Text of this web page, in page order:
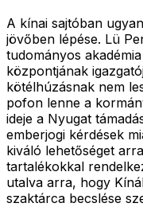
A kínai sajtóban
jövőben lépése. Lü
tudományos
központjának
kötélhúzásnak nem
pofon lenne a
ideje a Nyugat
emberjogi kérdések
kiváló lehetőséget
tartalékokkal
utalva arra, hogy
szaktárca becslése